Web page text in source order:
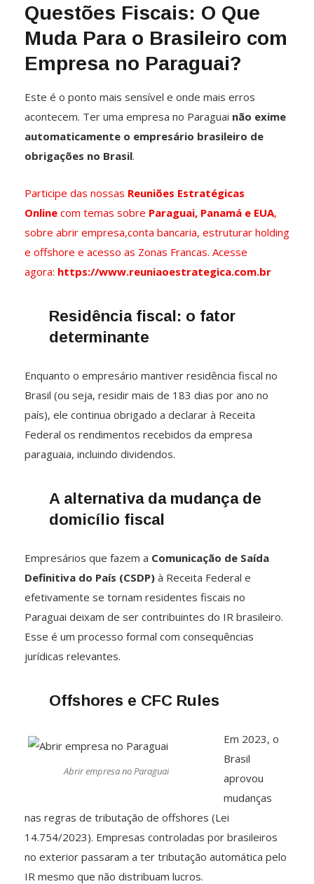
Questões Fiscais: O Que
Muda Para o Brasileiro com
Empresa no Paraguai?
Este é o ponto mais sensível e onde mais erros
acontecem. Ter uma empresa no Paraguai não exime
automaticamente o empresário brasileiro de
obrigações no Brasil.
Participe das nossas Reuniões Estratégicas
Online com temas sobre Paraguai, Panamá e EUA,
sobre abrir empresa,conta bancaria, estruturar holding
e offshore e acesso as Zonas Francas. Acesse
agora: https://www.reuniaoestrategica.com.br
Residência fiscal: o fator
determinante
Enquanto o empresário mantiver residência fiscal no
Brasil (ou seja, residir mais de 183 dias por ano no
país), ele continua obrigado a declarar à Receita
Federal os rendimentos recebidos da empresa
paraguaia, incluindo dividendos.
A alternativa da mudança de
domicílio fiscal
Empresários que fazem a Comunicação de Saída
Definitiva do País (CSDP) à Receita Federal e
efetivamente se tornam residentes fiscais no
Paraguai deixam de ser contribuintes do IR brasileiro.
Esse é um processo formal com consequências
jurídicas relevantes.
Offshores e CFC Rules
Abrir empresa no Paraguai
Em 2023, o
Brasil
aprovou
mudanças
nas regras de tributação de offshores (Lei
14.754/2023). Empresas controladas por brasileiros
no exterior passaram a ter tributação automática pelo
IR mesmo que não distribuam lucros.